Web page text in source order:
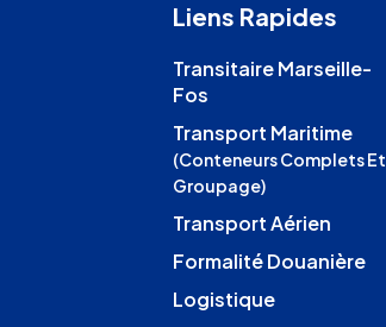
Liens Rapides
Transitaire Marseille-
Fos
Transport Maritime
(Conteneurs Complets Et
Groupage)
Transport Aérien
Formalité Douanière
Logistique